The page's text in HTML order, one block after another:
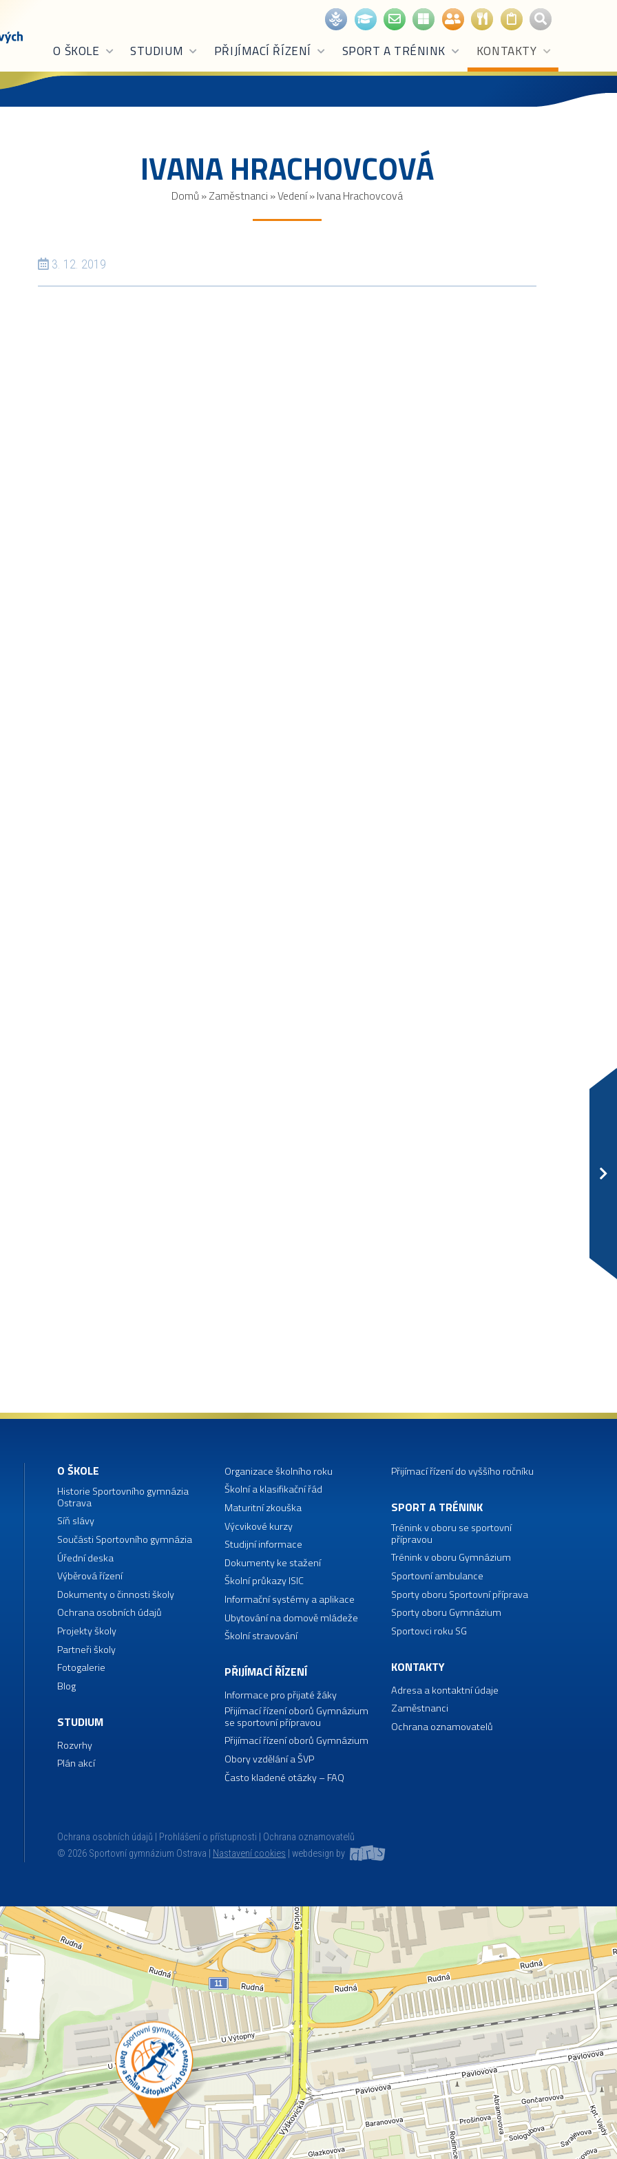
O ŠKOLE STUDIUM PŘIJÍMACÍ ŘÍZENÍ SPORT A TRÉNINK KONTAKTY
IVANA HRACHOVCOVÁ
Domů »Zaměstnanci »Vedení»Ivana Hrachovcová
3. 12. 2019
O ŠKOLE
Historie Sportovního gymnázia
Ostrava
Síň slávy
Součásti Sportovního gymnázia
Úřední deska
Výběrová řízení
Dokumenty o činnosti školy
Ochrana osobních údajů
Projekty školy
Partneři školy
Fotogalerie
Blog
STUDIUM
Rozvrhy
Plán akcí
Organizace školního roku
Školní a klasifikační řád
Maturitní zkouška
Výcvikové kurzy
Studijní informace
Dokumenty ke stažení
Školní průkazy ISIC
Informační systémy a aplikace
Ubytování na domově mládeže
Školní stravování
PŘIJÍMACÍ ŘÍZENÍ
Informace pro přijaté žáky
Přijímací řízení oborů Gymnázium
se sportovní přípravou
Přijímací řízení oborů Gymnázium
Obory vzdělání a ŠVP
Často kladené otázky – FAQ
Přijímací řízení do vyššího ročníku
SPORT A TRÉNINK
Trénink v oboru se sportovní
přípravou
Trénink v oboru Gymnázium
Sportovní ambulance
Sporty oboru Sportovní příprava
Sporty oboru Gymnázium
Sportovci roku SG
KONTAKTY
Adresa a kontaktní údaje
Zaměstnanci
Ochrana oznamovatelů
Ochrana osobních údajů Prohlášení o přístupnosti
Ochrana oznamovatelů
© 2026 Sportovní gymnázium Ostrava |
Nastavení cookies webdesign by